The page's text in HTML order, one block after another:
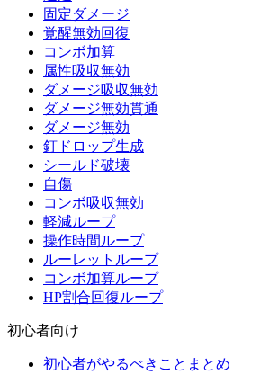
固定ダメージ
覚醒無効回復
コンボ加算
属性吸収無効
ダメージ吸収無効
ダメージ無効貫通
ダメージ無効
釘ドロップ生成
シールド破壊
自傷
コンボ吸収無効
軽減ループ
操作時間ループ
ルーレットループ
コンボ加算ループ
HP割合回復ループ
初心者向け
初心者がやるべきことまとめ